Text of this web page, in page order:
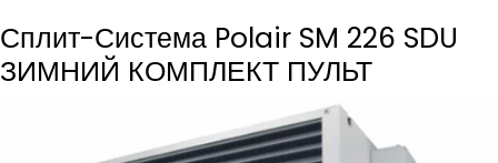
Сплит-Система Polair SM 226 SDU
ЗИМНИЙ КОМПЛЕКТ ПУЛЬТ